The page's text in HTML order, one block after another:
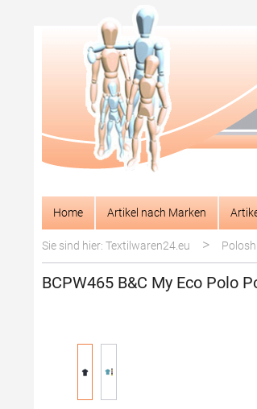
Zur Hauptnavigation springen
Home Artikel nach Marken
Sie sind hier: Textilwaren24.eu >
BCPW465 B&C My Eco Polo